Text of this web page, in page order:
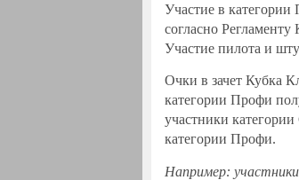
Участие в категории
согласно
Участие пилота и
Очки в зачет Кубка
категории Профи
участники
категории Профи.
Например: